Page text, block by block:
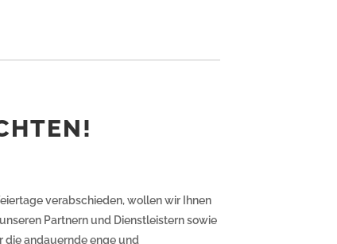
verabschieden, wollen wir Ihnen
Partnern und Dienstleistern sowie
die andauernde enge und